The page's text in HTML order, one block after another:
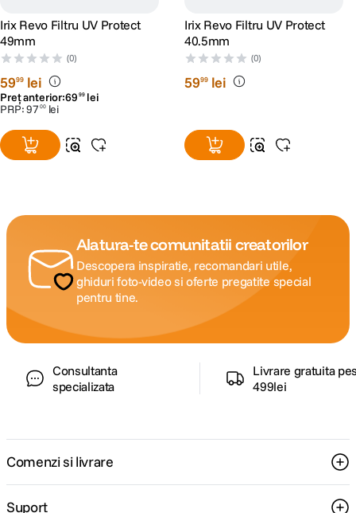
Irix Revo Filtru UV Protect
49mm
(0)
5999 lei
Preț anterior:69 99 lei
PRP:97 00 lei
Irix Revo Filtru UV Protect
40.5mm
(0)
5999 lei
Alatura-te comunitatii creatorilor
Descopera inspiratie, recomandari utile,
ghiduri foto-video si oferte pregatite special
pentru tine.
Consultanta
specializata
Livrare gratuita
499lei
Comenzi si livrare
Suport